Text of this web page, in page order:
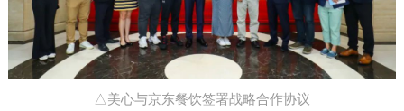
△美心与京东餐饮签署战略合作协议